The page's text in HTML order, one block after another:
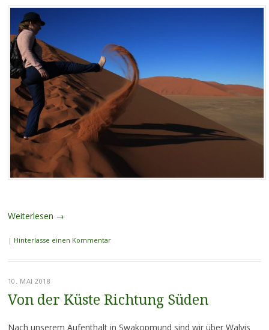
Weiterlesen →
| Hinterlasse einen Kommentar
10. MAI 2018
Von der Küste Richtung Süden
Nach unserem Aufenthalt in Swakopmund sind wir über Walvis